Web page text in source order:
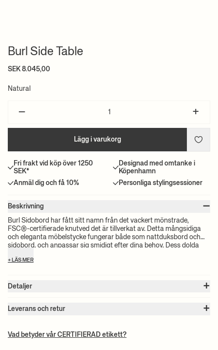
Burl Side Table
SEK 8.045,00
Natural
– +
Lägg i varukorg
Fri frakt vid köp över 1250
SEK*
Designad med omtanke i
Köpenhamn
Anmäl dig och få 10%
Personliga stylingsessioner
Beskrivning –
Burl Sidobord har fått sitt namn från det vackert mönstrade,
FSC®-certifierade knutved det är tillverkat av. Detta mångsidiga
och eleganta möbelstycke fungerar både som nattduksbord och
sidobord, och anpassar sig smidigt efter dina behov. Dess dolda
beroende på de föremål som förvaras. Den pelarliknande designen
+ LÄS MER
Detaljer +
Färg: Natural
Material: FSC®-certifierad fanér av poppelmasur med MDF-kärna
Skötselanvisningar: Torka av med en fuktig trasa. Lämna inte ytan
Leverans och retur +
produkter. Det exakta priset för din beställning kommer att
beräknas vid kassan. För information om beräknad leveranstid och
Vad betyder vår CERTIFIERAD etikett?